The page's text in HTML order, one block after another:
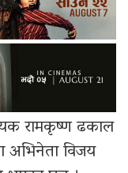
रामकृष्ण ढकाल
अभिनेता विजय